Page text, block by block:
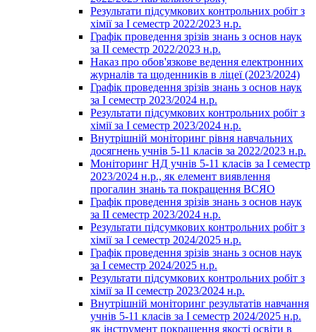
Результати підсумкових контрольних робіт з
хімії за І семестр 2022/2023 н.р.
Графік проведення зрізів знань з основ наук
за ІІ семестр 2022/2023 н.р.
Наказ про обов'язкове ведення електронних
журналів та щоденників в ліцеї (2023/2024)
Графік проведення зрізів знань з основ наук
за І семестр 2023/2024 н.р.
Результати підсумкових контрольних робіт з
хімії за І семестр 2023/2024 н.р.
Внутрішній моніторинг рівня навчальних
досягнень учнів 5-11 класів за 2022/2023 н.р.
Моніторинг НД учнів 5-11 класів за І семестр
2023/2024 н.р., як елемент виявлення
прогалин знань та покращення ВСЯО
Графік проведення зрізів знань з основ наук
за ІІ семестр 2023/2024 н.р.
Результати підсумкових контрольних робіт з
хімії за І семестр 2024/2025 н.р.
Графік проведення зрізів знань з основ наук
за І семестр 2024/2025 н.р.
Результати підсумкових контрольних робіт з
хімії за ІІ семестр 2023/2024 н.р.
Внутрішній моніторинг результатів навчання
учнів 5-11 класів за І семестр 2024/2025 н.р.
як інструмент покращення якості освіти в